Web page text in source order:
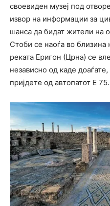
своевиден музеј под
извор на информации за
шанса да бидат жители на
Стоби се наоѓа во близина
реката Еригон (Црна) се
независно од каде
пријдете од автопатот Е 75.